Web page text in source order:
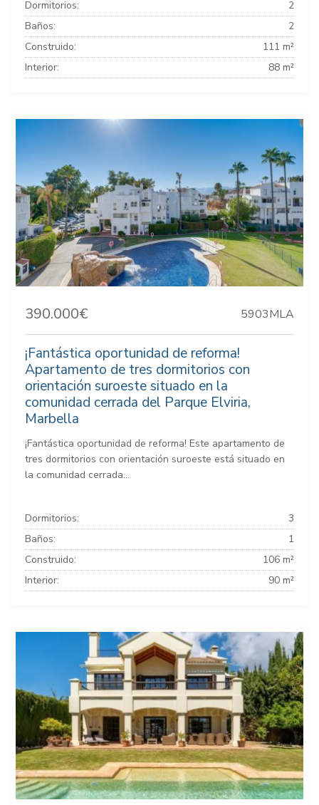
Dormitorios:
2
Baños:
2
Construido:
111 m²
Interior:
88 m²
390.000€ 5903MLA
¡Fantástica oportunidad de reforma!
Apartamento de tres dormitorios con
orientación suroeste situado en la
comunidad cerrada del Parque Elviria,
Marbella
¡Fantástica oportunidad de reforma! Este apartamento de
tres dormitorios con orientación suroeste está situado en
la comunidad cerrada...
Dormitorios:
3
Baños:
1
Construido:
106 m²
Interior:
90 m²